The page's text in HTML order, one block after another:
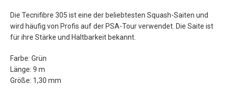
Die Tecnifibre 305 ist eine der beliebtesten Squash-Saiten und
wird häufig von Profis auf der PSA-Tour verwendet. Die Saite ist
für ihre Stärke und Haltbarkeit bekannt.
Farbe: Grün
Länge: 9 m
Größe: 1,30 mm